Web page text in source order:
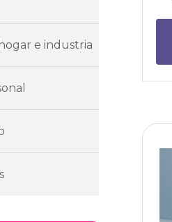
e industria